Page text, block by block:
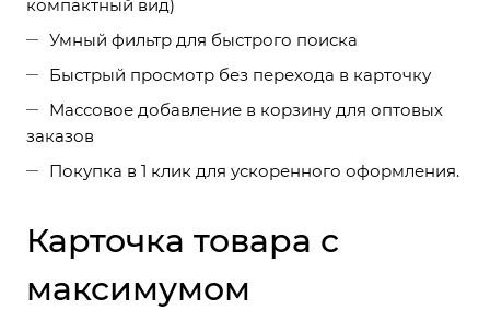
компактный вид)
Умный фильтр для быстрого поиска
Быстрый просмотр без перехода в карточку
Массовое добавление в корзину для оптовых
заказов
Покупка в 1 клик для ускоренного оформления.
Карточка товара с
максимумом